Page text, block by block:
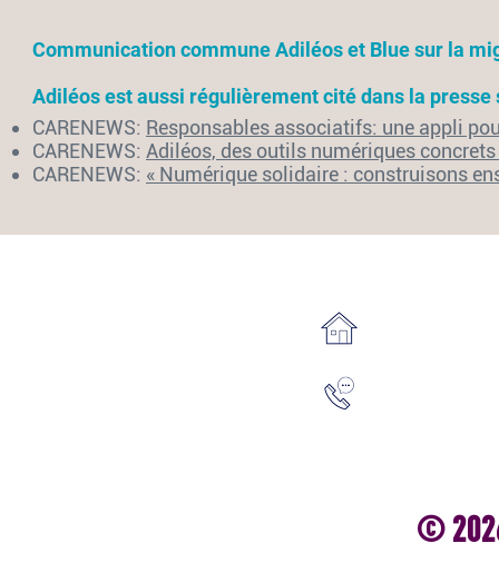
Communication commune Adiléos et Blue sur la
Adiléos est aussi régulièrement cité dans la
CARENEWS: Responsables associatifs: une appli
CARENEWS: Adiléos, des outils numériques
CARENEWS: « Numérique solidaire : construisons
103 Bis rue du
92100 Boulogne
©